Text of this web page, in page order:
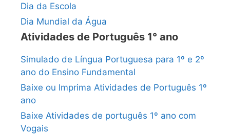
Dia da Escola
Dia Mundial da Água
Atividades de Português 1° ano
Simulado de Língua Portuguesa para 1º e 2º
ano do Ensino Fundamental
Baixe ou Imprima Atividades de Português 1º
ano
Baixe Atividades de português 1º ano com
Vogais